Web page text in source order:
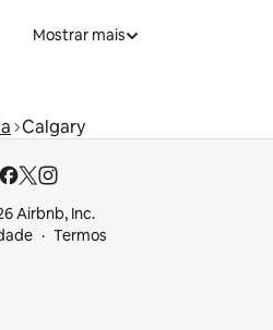
Mostrar mais
Calgary
Airbnb, Inc.
Termos